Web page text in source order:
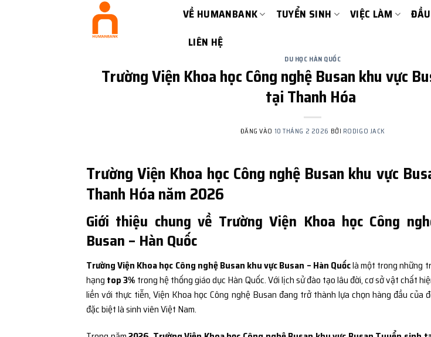
VỀ HUMANBANK TUYỂN SINH VIỆC LÀM
LIÊN HỆ
DU HỌC HÀN QUỐC
Trường Viện Khoa học Công nghệ Busan khu vực
tại Thanh Hóa
ĐĂNG VÀO 10 THÁNG 2 2026 BỞI RODIGO JACK
Trường Viện Khoa học Công nghệ Busan khu vực
Thanh Hóa năm 2026
Giới thiệu chung về Trường Viện Khoa học Công
Busan – Hàn Quốc
Trường Viện Khoa học Công nghệ Busan khu vực Busan – Hàn Quốclà một trong những
hạng top 3% trong hệ thống giáo dục Hàn Quốc. Với lịch sử đào tạo lâu đời, cơ sở vật chất
liền với thực tiễn, Viện Khoa học Công nghệ Busan đang trở thành lựa chọn hàng đầu của
đặc biệt là sinh viên Việt Nam.